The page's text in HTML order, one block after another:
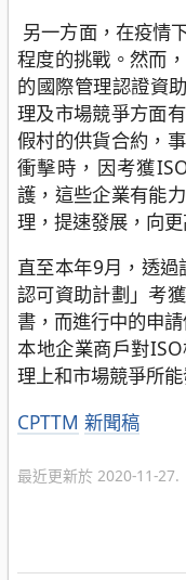
另一方面，在疫情
程度的挑戰。然而
的國際管理認證資
理及市場競爭方面
假村的供貨合約，
衝擊時，因考獲
護，這些企業有能
理，提速發展，向更
直至本年9月，透
認可資助計劃」考
書，而進行中的申
本地企業商戶對
理上和市場競爭所
分
CPTTM 新聞稿
最近更新於 2020-11-27.